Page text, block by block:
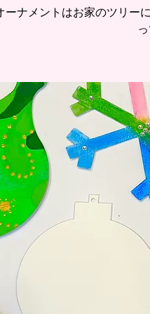
ーナメントはお家のツリー